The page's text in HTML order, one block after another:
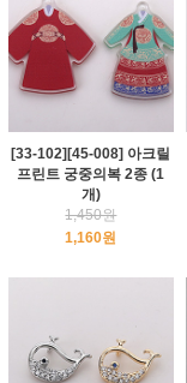
[33-102][45-008] 아크릴
프린트 궁중의복 2종 (1
개)
1,450원
1,160원